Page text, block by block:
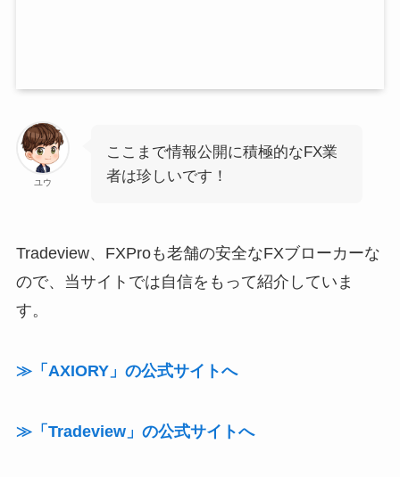
ユウ
ここまで情報公開に積極的なFX業
者は珍しいです！
Tradeview、FXProも老舗の安全なFXブローカーな
ので、当サイトでは自信をもって紹介していま
す。
≫「AXIORY」の公式サイトへ
≫「Tradeview」の公式サイトへ